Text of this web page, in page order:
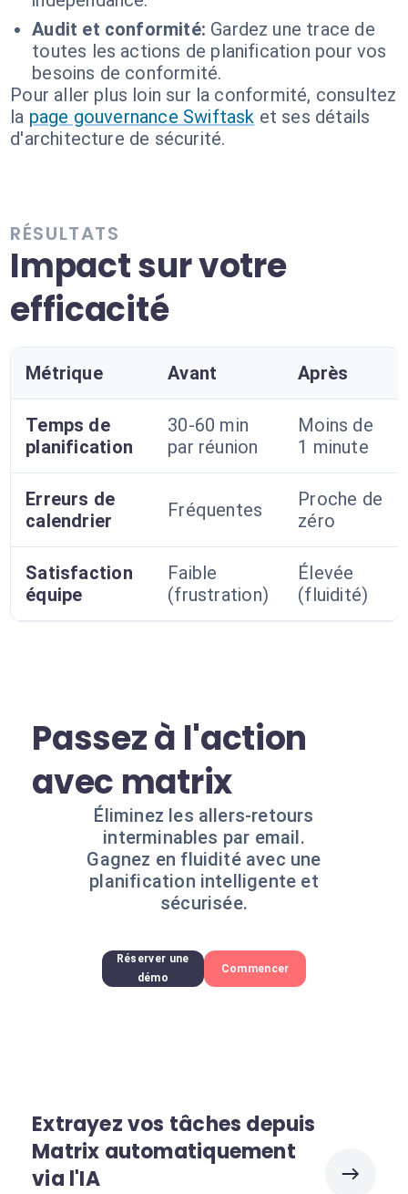
Audit et conformité: Gardez une trace de
toutes les actions de planification pour vos
besoins de conformité.
Pour aller plus loin sur la conformité, consultez
la page gouvernance Swiftask et ses détails
d'architecture de sécurité.
RÉSULTATS
Impact sur votre
efficacité
Métrique Avant Après
Temps de
planification
30-60 min
par réunion
Moins de
1 minute
Erreurs de
calendrier
Fréquentes
Proche de
zéro
Satisfaction
équipe
Faible
(frustration)
Élevée
(fluidité)
Passez à l'action
avec matrix
Éliminez les allers-retours
interminables par email.
Gagnez en fluidité avec une
planification intelligente et
sécurisée.
Réserver une
démo
Commencer
Extrayez vos tâches depuis
Matrix automatiquement
via l'IA